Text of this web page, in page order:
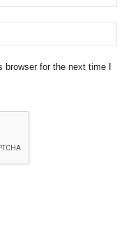
browser for the next time I